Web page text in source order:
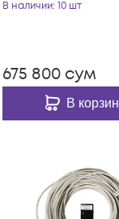
В наличии: 10 шт
675 800сум
В